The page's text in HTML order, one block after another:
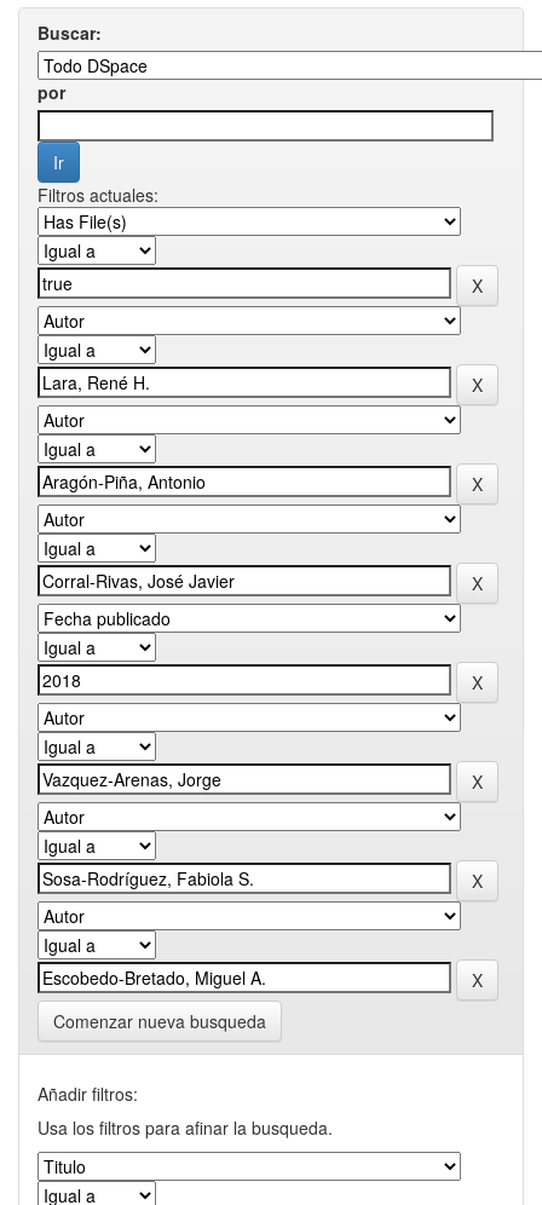
Buscar:
por
Filtros actuales:
Comenzar nueva busqueda
Añadir filtros:
Usa los filtros para afinar la busqueda.